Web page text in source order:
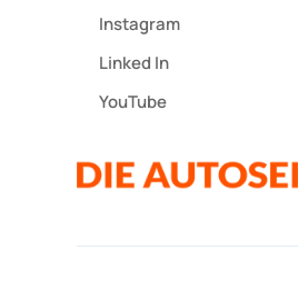
Instagram
Linked In
YouTube